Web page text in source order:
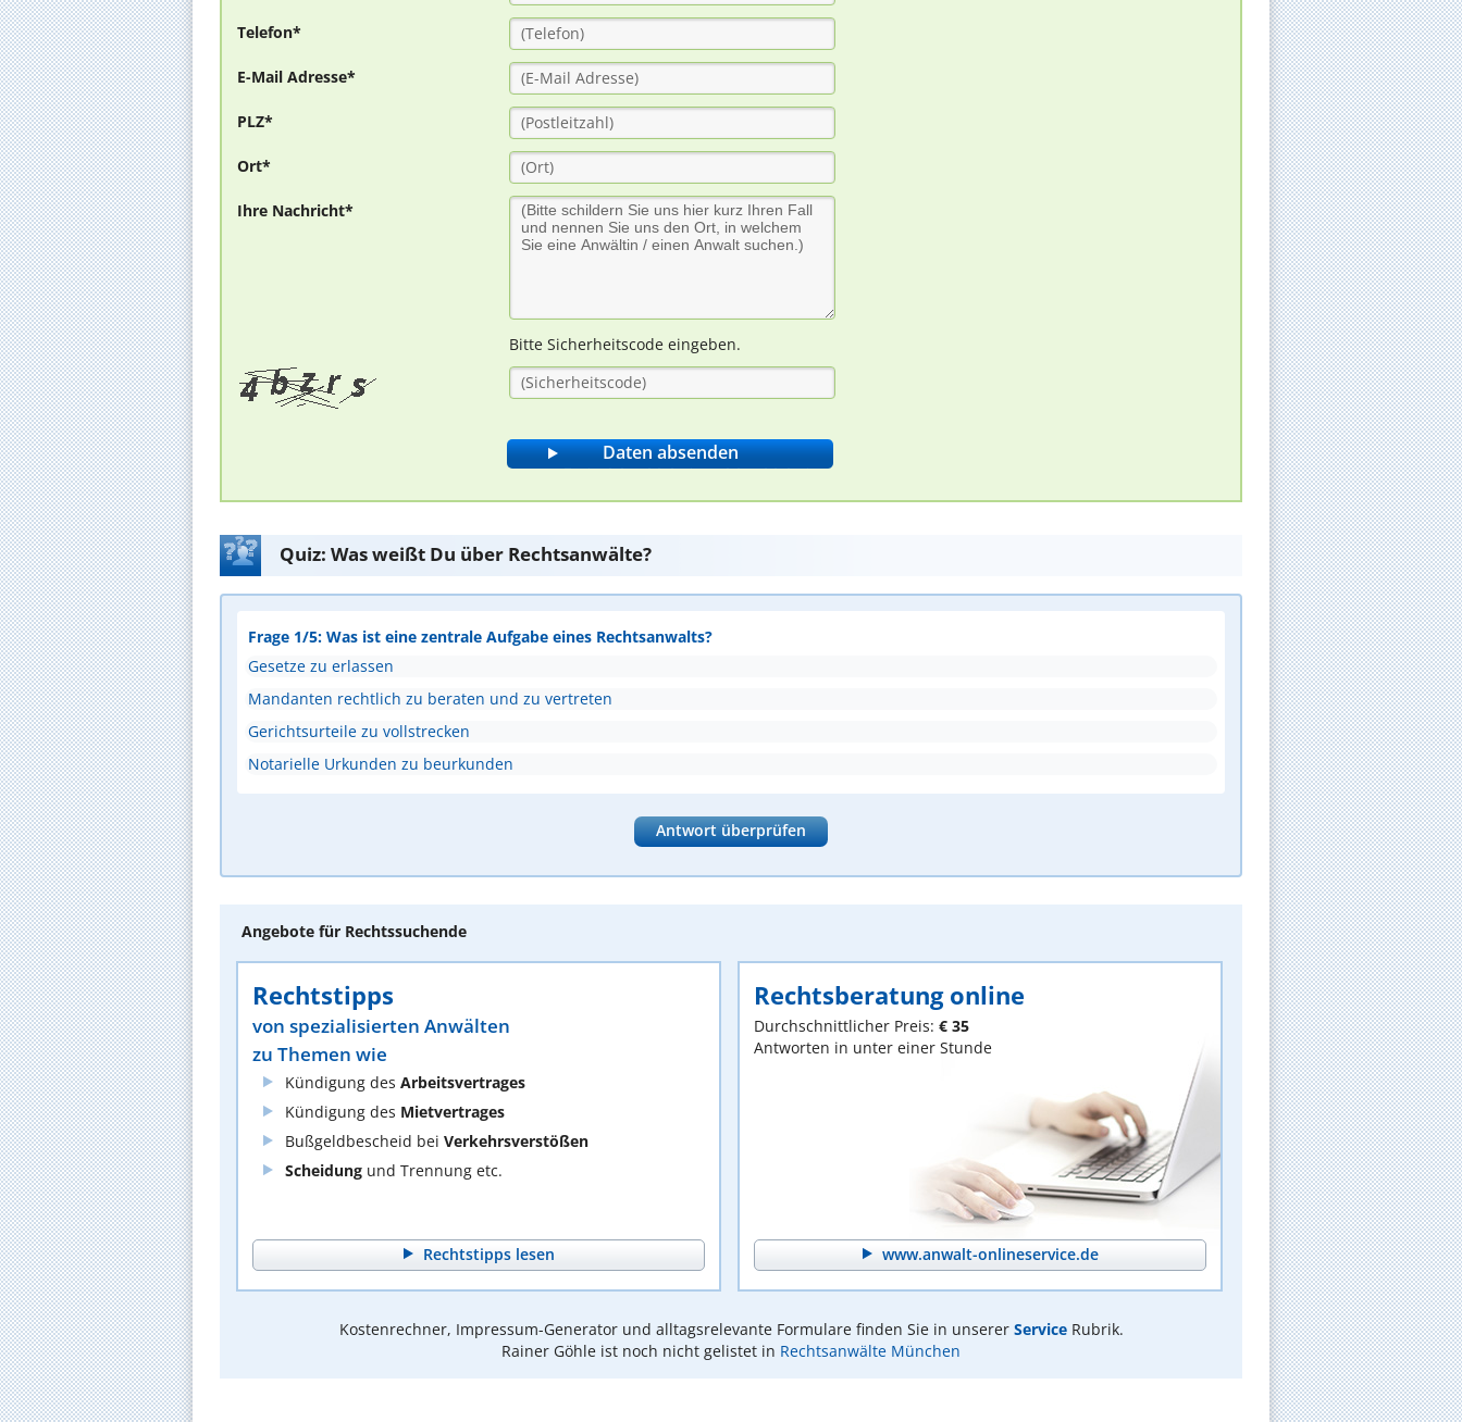
Telefon*
E-Mail Adresse*
PLZ*
Ort*
Ihre Nachricht*
Bitte Sicherheitscode eingeben.
Quiz: Was weißt Du über Rechtsanwälte?
Frage 1/5: Was ist eine zentrale Aufgabe eines Rechtsanwalts?
Gesetze zu erlassen
Mandanten rechtlich zu beraten und zu vertreten
Gerichtsurteile zu vollstrecken
Notarielle Urkunden zu beurkunden
Antwort überprüfen
Angebote für Rechtssuchende
Rechtstipps
von spezialisierten Anwälten
zu Themen wie
Kündigung des Arbeitsvertrages
Kündigung des Mietvertrages
Bußgeldbescheid bei Verkehrsverstößen
Scheidung und Trennung etc.
Rechtstipps lesen
Rechtsberatung online
Durchschnittlicher Preis: € 35
Antworten in unter einer Stunde
www.anwalt-onlineservice.de
Kostenrechner, Impressum-Generator und alltagsrelevante Formulare finden Sie in unserer ServiceRubrik.
Rainer Göhle ist noch nicht gelistet in Rechtsanwälte München